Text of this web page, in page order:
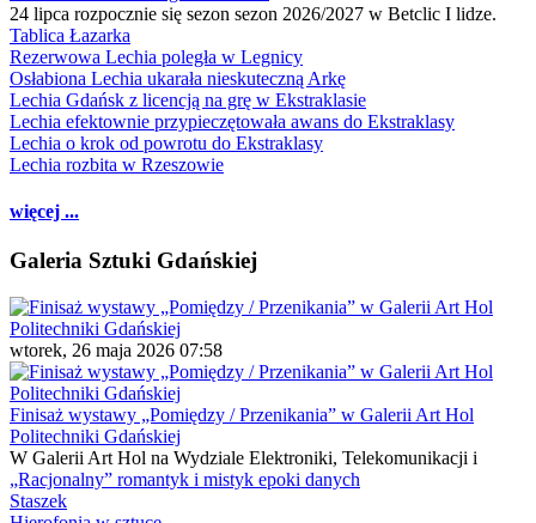
24 lipca rozpocznie się sezon sezon 2026/2027 w Betclic I lidze.
Tablica Łazarka
Rezerwowa Lechia poległa w Legnicy
Osłabiona Lechia ukarała nieskuteczną Arkę
Lechia Gdańsk z licencją na grę w Ekstraklasie
Lechia efektownie przypieczętowała awans do Ekstraklasy
Lechia o krok od powrotu do Ekstraklasy
Lechia rozbita w Rzeszowie
więcej ...
Galeria Sztuki Gdańskiej
wtorek, 26 maja 2026 07:58
Finisaż wystawy „Pomiędzy / Przenikania” w Galerii Art Hol
Politechniki Gdańskiej
W Galerii Art Hol na Wydziale Elektroniki, Telekomunikacji i
„Racjonalny” romantyk i mistyk epoki danych
Staszek